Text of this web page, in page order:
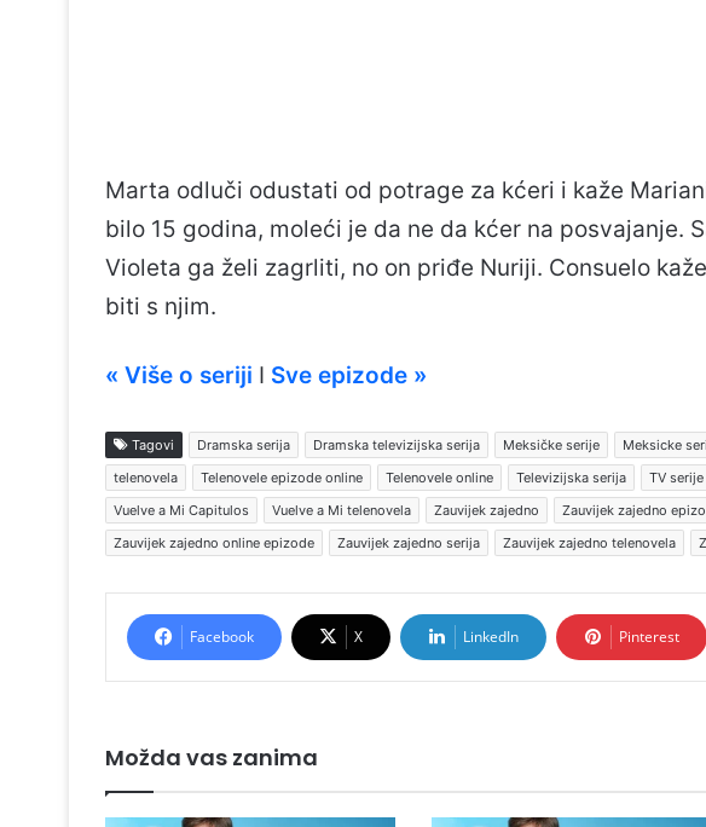
Marta odluči odustati od potrage za kćeri i kaže
bilo 15 godina, moleći je da ne da kćer na posvajanje.
Violeta ga želi zagrliti, no on priđe Nuriji. Consuelo
biti s njim.
« Više o seriji I Sve epizode »
Tagovi Dramska serija Dramska televizijska serija Meksičke serije Meksicke
telenovela
Telenovele epizode online Telenovele online Televizijska serija TV serije
Vuelve a Mi Capitulos
Vuelve a Mi telenovela Zauvijek zajedno Zauvijek zajedno
Zauvijek zajedno online epizode
Zauvijek zajedno serija Zauvijek zajedno telenovela
Facebook X LinkedIn Pinterest
Možda vas zanima